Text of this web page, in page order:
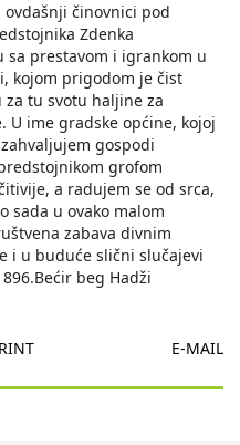
činovnici pod
Zdenka
sa prestavom i igrankom u
kojom prigodom je čist
tu svotu haljine za
U ime gradske općine, kojoj
gospodi
grofom
a radujem se od srca,
sada u ovako malom
zabava divnim
i u buduće slični slučajevi
beg Hadži
E-MAIL